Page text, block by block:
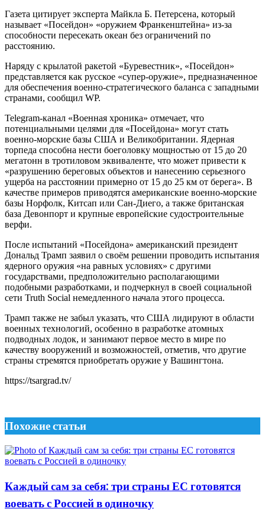
Газета цитирует эксперта Майкла Б. Петерсена, который
называет «Посейдон» «оружием Франкенштейна» из-за
способности пересекать океан без ограничений по
расстоянию.
Наряду с крылатой ракетой «Буревестник», «Посейдон»
представляется как русское «супер-оружие», предназначенное
для обеспечения военно-стратегического баланса с западными
странами, сообщил WP.
Telegram-канал «Военная хроника» отмечает, что
потенциальными целями для «Посейдона» могут стать
военно-морские базы США и Великобритании. Ядерная
торпеда способна нести боеголовку мощностью от 15 до 20
мегатонн в тротиловом эквиваленте, что может привести к
«разрушению береговых объектов и нанесению серьезного
ущерба на расстоянии примерно от 15 до 25 км от берега». В
качестве примеров приводятся американские военно-морские
базы Норфолк, Китсап или Сан-Диего, а также британская
база Девонпорт и крупные европейские судостроительные
верфи.
После испытаний «Посейдона» американский президент
Дональд Трамп заявил о своём решении проводить испытания
ядерного оружия «на равных условиях» с другими
государствами, предположительно располагающими
подобными разработками, и подчеркнул в своей социальной
сети Truth Social немедленного начала этого процесса.
Трамп также не забыл указать, что США лидируют в области
военных технологий, особенно в разработке атомных
подводных лодок, и занимают первое место в мире по
качеству вооружений и возможностей, отметив, что другие
страны стремятся приобретать оружие у Вашингтона.
https://tsargrad.tv/
Похожие статьи
Каждый сам за себя: три страны ЕС готовятся
воевать с Россией в одиночку